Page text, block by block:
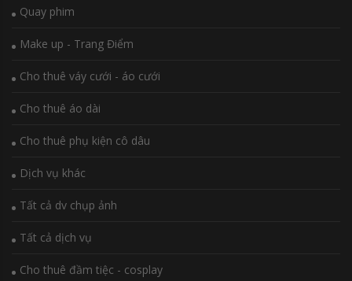
Quay phim
Make up - Trang Điểm
Cho thuê váy cưới - áo cưới
Cho thuê áo dài
Cho thuê phụ kiện cô dâu
Dịch vụ khác
Tất cả dv chụp ảnh
Tất cả dịch vụ
Cho thuê đầm tiệc - cosplay